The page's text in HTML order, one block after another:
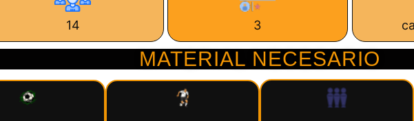
14 3
MATERIAL NECESARIO